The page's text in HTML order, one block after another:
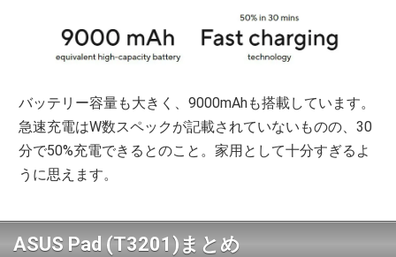
バッテリー容量も大きく、9000mAhも搭載しています。
急速充電はW数スペックが記載されていないものの、30
分で50%充電できるとのこと。家用として十分すぎるよ
うに思えます。
ASUS Pad (T3201)まとめ